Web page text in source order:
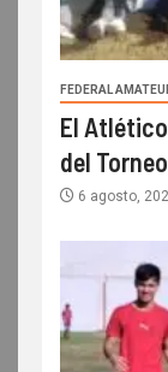
FEDERAL
El
del
6 agosto,